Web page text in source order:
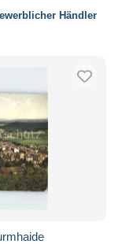
Händler